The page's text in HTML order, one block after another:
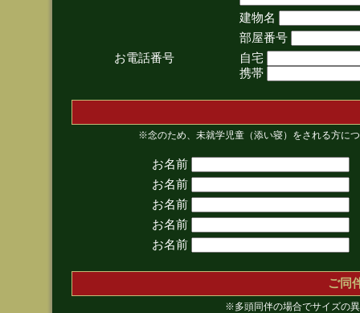
建物名
部屋番号
お電話番号
自宅
携帯
※念のため、未就学児童（添い寝）をされる方に
お名前
お名前
お名前
お名前
お名前
ご同
※多頭同伴の場合でサイズの